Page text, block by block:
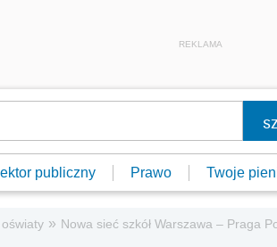
REKLAMA
publiczny Prawo Twoje
» Nowa sieć szkół Warszawa – Praga